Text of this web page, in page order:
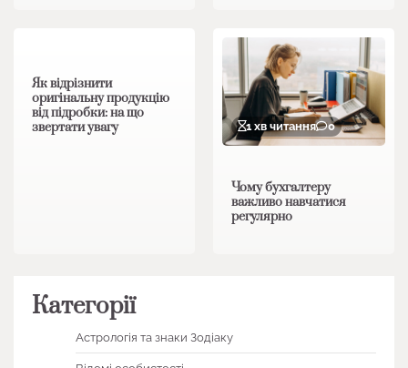
Як відрізнити
оригінальну продукцію
від підробки: на що
звертати увагу
1 хв читання 0
Чому бухгалтеру
важливо навчатися
регулярно
Категорії
Астрологія та знаки Зодіаку